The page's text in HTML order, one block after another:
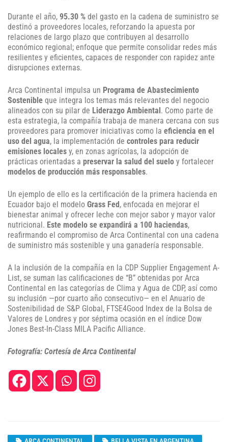
Durante el año, 95.30 % del gasto en la cadena de suministro se
destinó a proveedores locales, reforzando la apuesta por
relaciones de largo plazo que contribuyen al desarrollo
económico regional; enfoque que permite consolidar redes más
resilientes y eficientes, capaces de responder con rapidez ante
disrupciones externas.
Arca Continental impulsa un Programa de Abastecimiento
Sostenible que integra los temas más relevantes del negocio
alineados con su pilar de Liderazgo Ambiental. Como parte de
esta estrategia, la compañía trabaja de manera cercana con sus
proveedores para promover iniciativas como la eficiencia en el
uso del agua, la implementación de controles para reducir
emisiones locales y, en zonas agrícolas, la adopción de
prácticas orientadas a preservar la salud del suelo y fortalecer
modelos de producción más responsables.
Un ejemplo de ello es la certificación de la primera hacienda en
Ecuador bajo el modelo Grass Fed, enfocada en mejorar el
bienestar animal y ofrecer leche con mejor sabor y mayor valor
nutricional. Este modelo se expandirá a 100 haciendas,
reafirmando el compromiso de Arca Continental con una cadena
de suministro más sostenible y una ganadería responsable.
A la inclusión de la compañía en la CDP Supplier Engagement A-
List, se suman las calificaciones de “B” obtenidas por Arca
Continental en las categorías de Clima y Agua de CDP, así como
su inclusión —por cuarto año consecutivo— en el Anuario de
Sostenibilidad de S&P Global, FTSE4Good Index de la Bolsa de
Valores de Londres y por séptima ocasión en el índice Dow
Jones Best-In-Class MILA Pacific Alliance.
Fotografía: Cortesía de Arca Continental